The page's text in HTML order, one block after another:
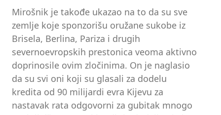
Mirošnik je takođe ukazao na to da su sve
zemlje koje sponzorišu oružane sukobe iz
Brisela, Berlina, Pariza i drugih
severnoevropskih prestonica veoma aktivno
doprinosile ovim zločinima. On je naglasio
da su svi oni koji su glasali za dodelu
kredita od 90 milijardi evra Kijevu za
nastavak rata odgovorni za gubitak mnogo